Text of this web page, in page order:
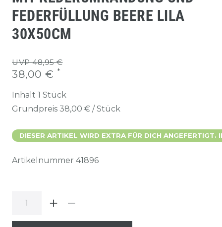
FEDERFÜLLUNG BEERE LILA
30X50CM
UVP 48,95 €
38,00 € *
Inhalt 1 Stück
Grundpreis 38,00 € / Stück
DIESER ARTIKEL WIRD EXTRA FÜR DICH ANGEFERTIGT.
Artikelnummer 41896